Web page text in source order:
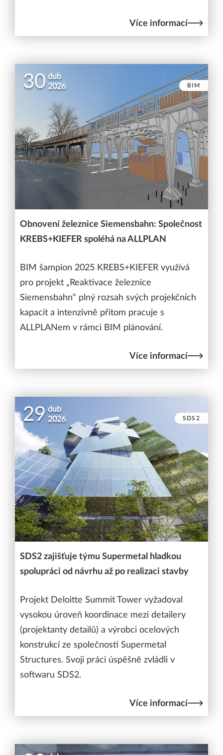
Více informací
30 dub
2026
BIM
Obnovení železnice Siemensbahn: Společnost
KREBS+KIEFER spoléhá na ALLPLAN
BIM šampion 2025 KREBS+KIEFER využívá
pro projekt „Reaktivace železnice
Siemensbahn“ plný rozsah svých projekčních
kapacit a intenzivně přitom pracuje s
ALLPLANem v rámci BIM plánování.
Více informací
29 dub
2026
SDS2
SDS2 zajišťuje týmu Supermetal hladkou
spolupráci od návrhu až po realizaci stavby
Projekt Deloitte Summit Tower vyžadoval
vysokou úroveň koordinace mezi detailery
(projektanty detailů) a výrobci ocelových
konstrukcí ze společnosti Supermetal
Structures. Svoji práci úspěšně zvládli v
softwaru SDS2.
Více informací